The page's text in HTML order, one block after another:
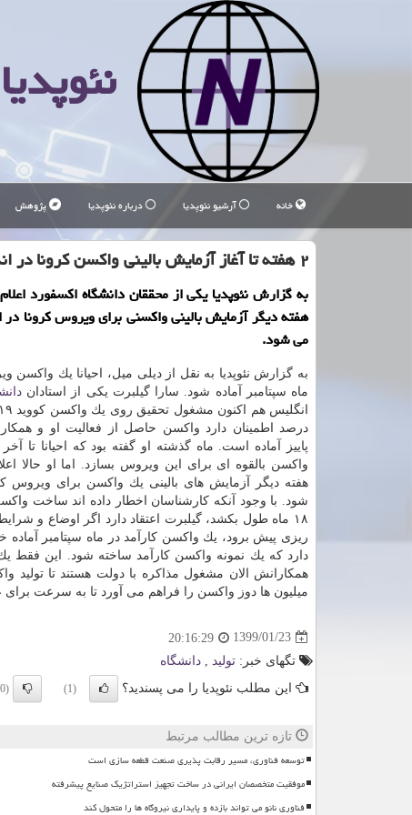
نئوپدیا
خانه آرشیو نئوپدیا درباره نئوپدیا پژوهش
۲ هفته تا آغاز آزمایش بالینی واكسن كرونا در انگلیس
به گزارش نئوپدیا یكی از محققان دانشگاه اكسفورد
هفته دیگر آزمایش بالینی واكسنی برای ویروس كرونا در
می شود.
به گزارش نئوپدیا به نقل از دیلی میل، احیانا یك واكسن
ماه سپتامبر آماده شود. سارا گیلبرت یكی از استادان
درصد اطمینان دارد واكسن حاصل از فعالیت او و
هفته دیگر آزمایش های بالینی یك واكسن برای ویروس
شود. با وجود آنكه كارشناسان اخطار داده اند ساخت
۱۸ ماه طول بكشد، گیلبرت اعتقاد دارد اگر اوضاع و
ریزی پیش برود، یك واكسن كارآمد در ماه سپتامبر آماده
دارد كه یك نمونه واكسن كارآمد ساخته شود. این
همكارانش الان مشغول مذاكره با دولت هستند تا تولید
میلیون ها دوز واكسن را فراهم می آورد تا به سرعت
1399/01/23
20:16:29
تگهای خبر: تولید
دانشگاه
این مطلب نئوپدیا را می پسندید؟
(1)
(0)
تازه ترین مطالب مرتبط
توسعه فناوری، مسیر رقابت پذیری صنعت قطعه سازی است
موفقیت متخصصان ایرانی در ساخت تجهیز استراتژیک صنایع پیشرفته
فناوری نانو می تواند بازده و پایداری نیروگاه ها را متحول کند